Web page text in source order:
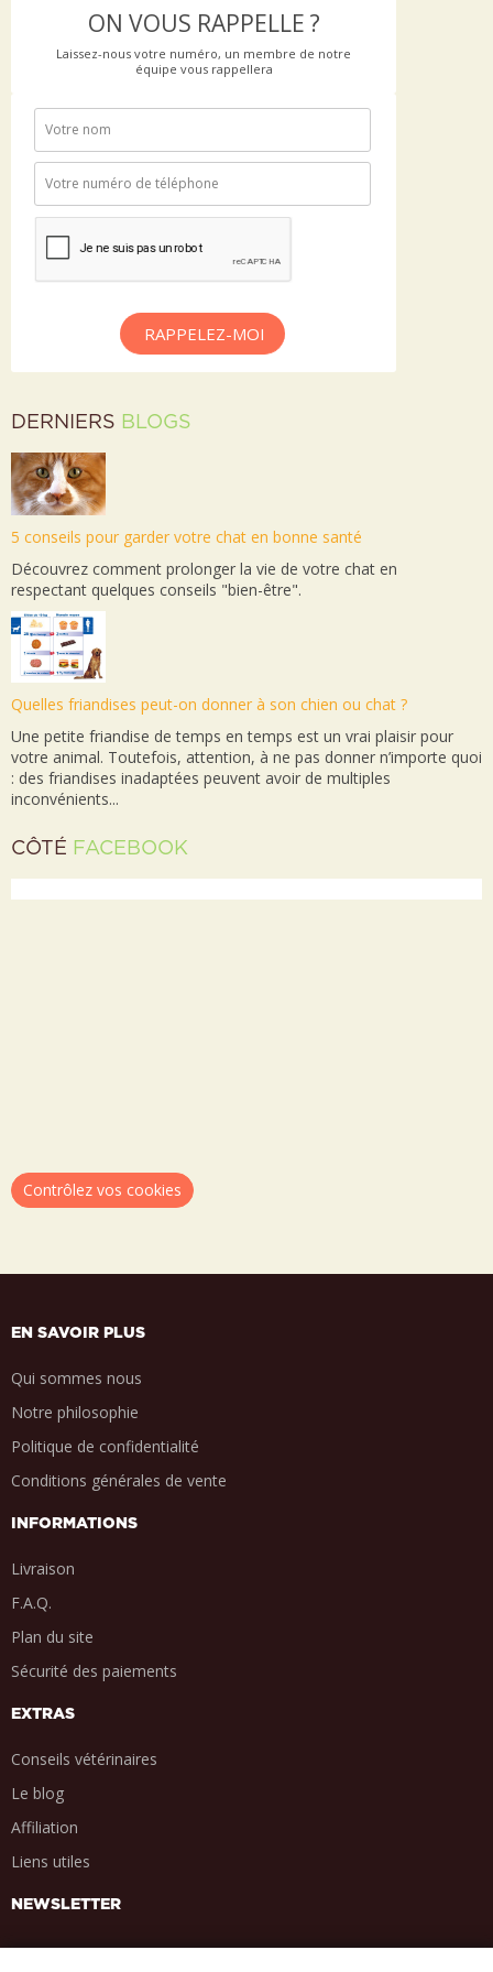
ON VOUS RAPPELLE ?
Laissez-nous votre numéro, un membre de notre
équipe vous rappellera
RAPPELEZ-MOI
DERNIERS BLOGS
5 conseils pour garder votre chat en bonne santé
Découvrez comment prolonger la vie de votre chat en
respectant quelques conseils "bien-être".
Quelles friandises peut-on donner à son chien ou chat ?
Une petite friandise de temps en temps est un vrai plaisir pour
votre animal. Toutefois, attention, à ne pas donner n’importe quoi
: des friandises inadaptées peuvent avoir de multiples
inconvénients...
CÔTÉ FACEBOOK
Contrôlez vos cookies
EN SAVOIR PLUS
Qui sommes nous
Notre philosophie
Politique de confidentialité
Conditions générales de vente
INFORMATIONS
Livraison
F.A.Q.
Plan du site
Sécurité des paiements
EXTRAS
Conseils vétérinaires
Le blog
Affiliation
Liens utiles
NEWSLETTER